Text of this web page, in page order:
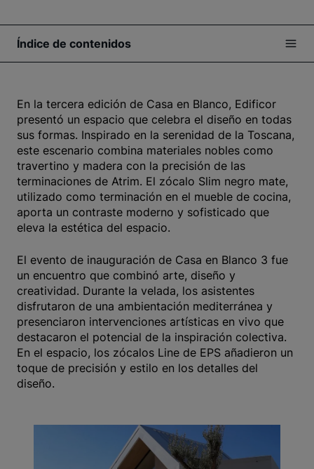
Índice de contenidos
En la tercera edición de Casa en Blanco, Edificor
presentó un espacio que celebra el diseño en todas
sus formas. Inspirado en la serenidad de la Toscana,
este escenario combina materiales nobles como
travertino y madera con la precisión de las
terminaciones de Atrim. El zócalo Slim negro mate,
utilizado como terminación en el mueble de cocina,
aporta un contraste moderno y sofisticado que
eleva la estética del espacio.
El evento de inauguración de Casa en Blanco 3 fue
un encuentro que combinó arte, diseño y
creatividad. Durante la velada, los asistentes
disfrutaron de una ambientación mediterránea y
presenciaron intervenciones artísticas en vivo que
destacaron el potencial de la inspiración colectiva.
En el espacio, los zócalos Line de EPS añadieron un
toque de precisión y estilo en los detalles del
diseño.